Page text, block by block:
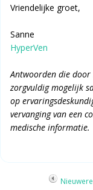
Vriendelijke groet,
Sanne
HyperVen
Antwoorden die door
zorgvuldig mogelijk
op
vervanging van een
medische informatie.